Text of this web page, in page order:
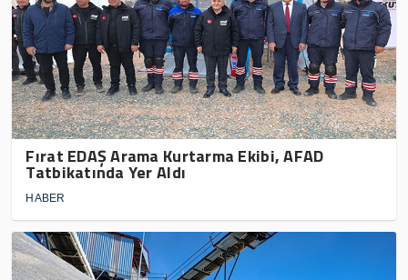
Fırat EDAŞ Arama Kurtarma Ekibi, AFAD
Tatbikatında Yer Aldı
HABER